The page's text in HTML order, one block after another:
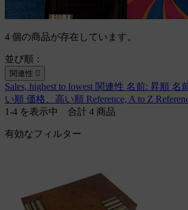
4 個の商品が存在しています。
並び順：
関連性 
Sales, highest to lowest 関連性 名前: 昇順 名
い順 価格、高い順 Reference, A to Z
1-4 を表示中 合計 4 商品
有効なフィルター